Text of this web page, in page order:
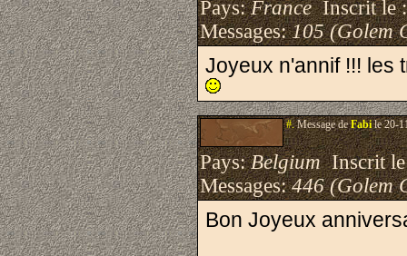
Pays:FranceInscrit le
Messages:105 (Golem
Joyeux n'annif !!! les
#.Message deFabile 20-
Pays:BelgiumInscrit
Messages:446 (Golem
Bon Joyeux